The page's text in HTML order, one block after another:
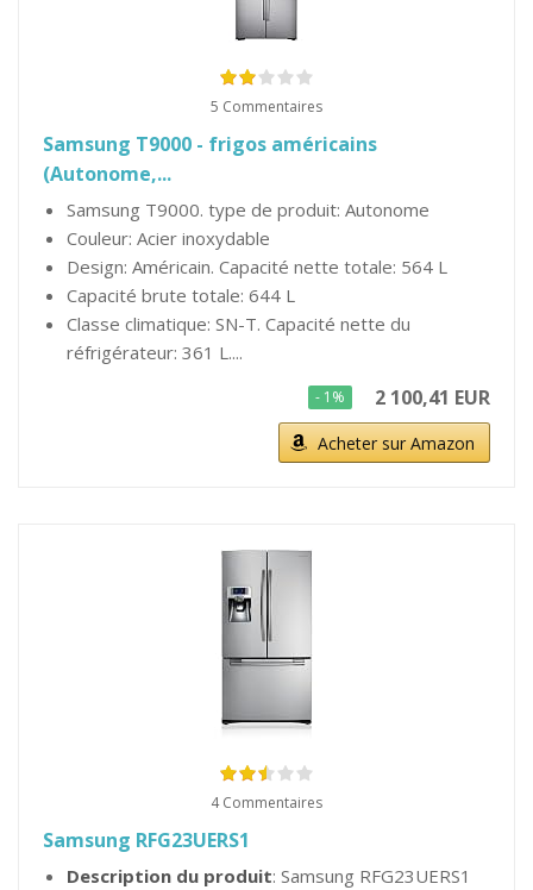
5 Commentaires
Samsung T9000 - frigos américains
(Autonome,...
Samsung T9000. type de produit: Autonome
Couleur: Acier inoxydable
Design: Américain. Capacité nette totale: 564 L
Capacité brute totale: 644 L
Classe climatique: SN-T. Capacité nette du
réfrigérateur: 361 L....
- 1% 2 100,41 EUR
Acheter sur Amazon
4 Commentaires
Samsung RFG23UERS1
Description du produit: Samsung RFG23UERS1